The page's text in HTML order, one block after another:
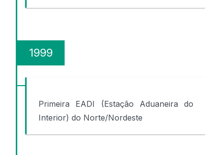
1999
Primeira EADI (Estação Aduaneira do
Interior) do Norte/Nordeste